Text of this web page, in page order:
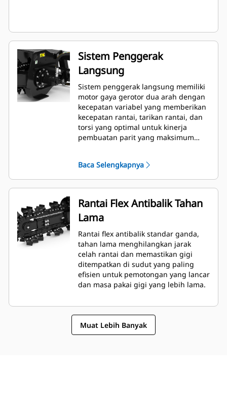
Sistem Penggerak
Langsung
Sistem penggerak langsung memiliki
motor gaya gerotor dua arah dengan
kecepatan variabel yang memberikan
kecepatan rantai, tarikan rantai, dan
torsi yang optimal untuk kinerja
pembuatan parit yang maksimum
Baca Selengkapnya
Rantai Flex Antibalik Tahan
Lama
Rantai flex antibalik standar ganda,
tahan lama menghilangkan jarak
celah rantai dan memastikan gigi
ditempatkan di sudut yang paling
efisien untuk pemotongan yang lancar
dan masa pakai gigi yang lebih lama.
Muat Lebih Banyak